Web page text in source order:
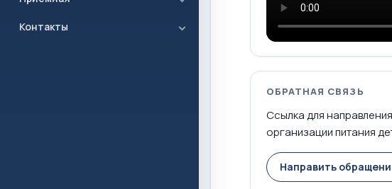
Контакты
ОБРАТНАЯ СВЯЗЬ
Ссылка для
организации питания
Направить